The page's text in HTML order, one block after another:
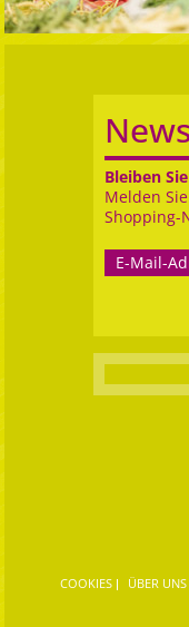
Bleiben
Melden
Shopping-
COOKIES ÜBER UNS